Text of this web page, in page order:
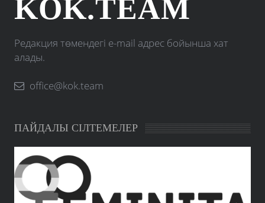
KOK.TEAM
Редакция төмендегі e-mail адрес бойынша хат
алады.
office@kok.team
ПАЙДАЛЫ СІЛТЕМЕЛЕР